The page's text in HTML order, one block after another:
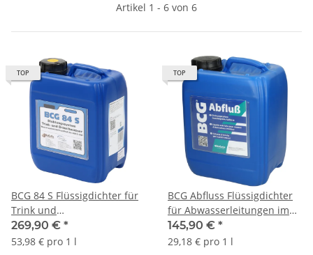
Artikel 1 - 6 von 6
TOP
BCG 84 S Flüssigdichter für
Trink und
Brauchwasserleitungen bei
Wasserverlust 5L
269,90 € *
53,98 € pro 1 l
TOP
BCG Abfluss Flüssigdichter
für Abwasserleitungen im
Innenbereich 5 Liter
145,90 € *
29,18 € pro 1 l